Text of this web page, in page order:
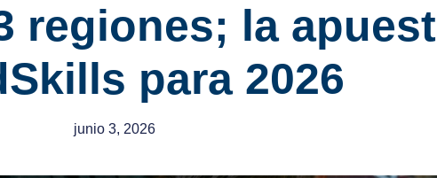
regiones; la
para 2026
junio 3, 2026